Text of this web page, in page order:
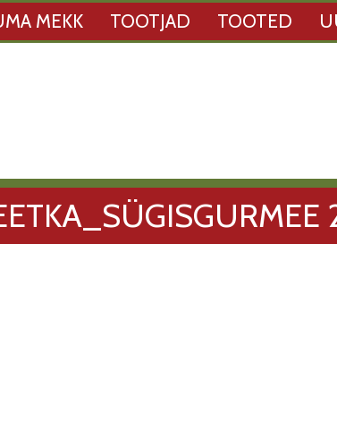
MEKK TOOTJAD TOOTED